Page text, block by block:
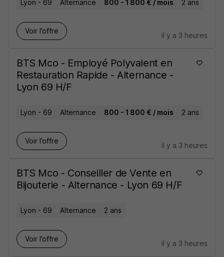
Lyon - 69 Alternance 800 - 1 800 € / mois 2 ans
Voir l’offre
il y a 3 heures
BTS Mco - Employé Polyvalent en
Restauration Rapide - Alternance -
Lyon 69 H/F
Lyon - 69 Alternance 800 - 1 800 € / mois 2 ans
Voir l’offre
il y a 3 heures
BTS Mco - Conseiller de Vente en
Bijouterie - Alternance - Lyon 69 H/F
Lyon - 69 Alternance 2 ans
Voir l’offre
il y a 3 heures